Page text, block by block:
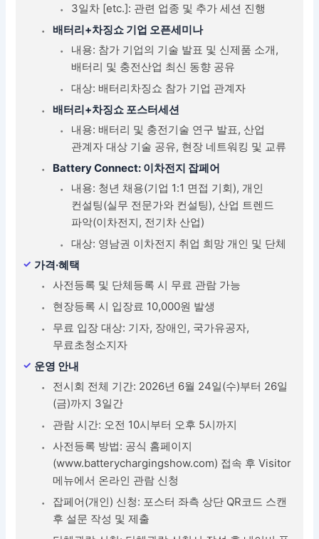
3일차 [etc.]: 관련 업종 및 추가 세션 진행
배터리+차징쇼 기업 오픈세미나
내용: 참가 기업의 기술 발표 및 신제품 소개,
배터리 및 충전산업 최신 동향 공유
대상: 배터리차징쇼 참가 기업 관계자
배터리+차징쇼 포스터세션
내용: 배터리 및 충전기술 연구 발표, 산업
관계자 대상 기술 공유, 현장 네트워킹 및 교류
Battery Connect: 이차전지 잡페어
내용: 청년 채용(기업 1:1 면접 기회), 개인
컨설팅(실무 전문가와 컨설팅), 산업 트렌드
파악(이차전지, 전기차 산업)
대상: 영남권 이차전지 취업 희망 개인 및 단체
가격·혜택
사전등록 및 단체등록 시 무료 관람 가능
현장등록 시 입장료 10,000원 발생
무료 입장 대상: 기자, 장애인, 국가유공자,
무료초청소지자
운영 안내
전시회 전체 기간: 2026년 6월 24일(수)부터 26일
(금)까지 3일간
관람 시간: 오전 10시부터 오후 5시까지
사전등록 방법: 공식 홈페이지
(www.batterychargingshow.com) 접속 후 Visitor
메뉴에서 온라인 관람 신청
잡페어(개인) 신청: 포스터 좌측 상단 QR코드 스캔
후 설문 작성 및 제출